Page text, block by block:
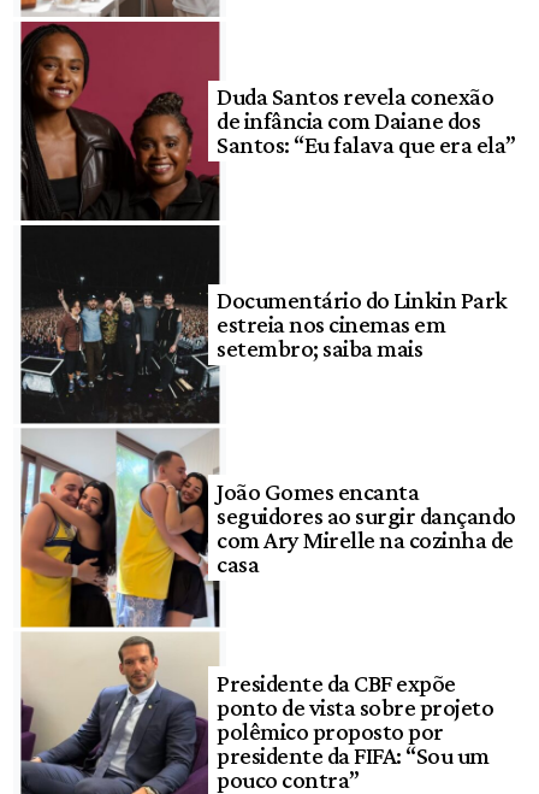
Duda Santos revela conexão
de infância com Daiane dos
Santos: “Eu falava que era ela”
Documentário do Linkin Park
estreia nos cinemas em
setembro; saiba mais
João Gomes encanta
seguidores ao surgir dançando
com Ary Mirelle na cozinha de
casa
Presidente da CBF expõe
ponto de vista sobre projeto
polêmico proposto por
presidente da FIFA: “Sou um
pouco contra”